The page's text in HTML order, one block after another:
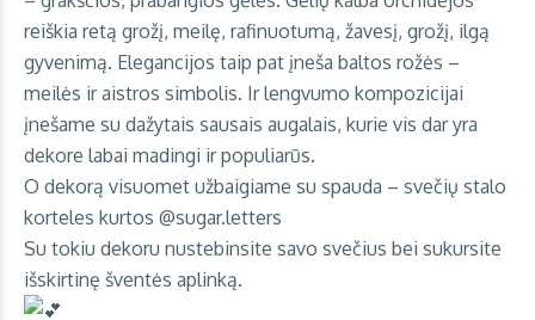
reiškia retą grožį, meilę, rafinuotumą, žavesį, grožį, ilgą
gyvenimą. Elegancijos taip pat įneša baltos rožės –
meilės ir aistros simbolis. Ir lengvumo kompozicijai
įnešame su dažytais sausais augalais, kurie vis dar yra
dekore labai madingi ir populiarūs.
O dekorą visuomet užbaigiame su spauda – svečių stalo
korteles kurtos @sugar.letters
Su tokiu dekoru nustebinsite savo svečius bei sukursite
išskirtinę šventės aplinką.